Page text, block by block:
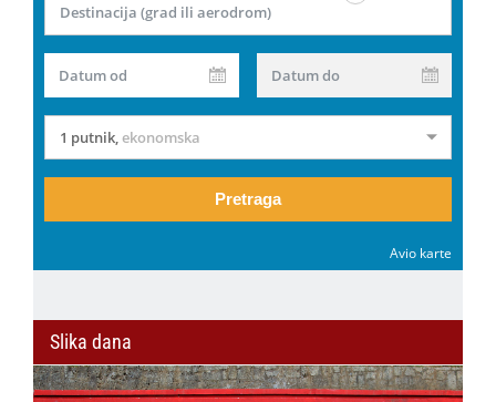
Destinacija (grad ili aerodrom)
Datum od Datum do
1 putnik,ekonomska
Pretraga
Avio karte
Slika dana